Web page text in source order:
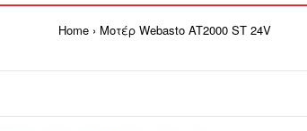
Home Μοτέρ Webasto AT2000 ST 24V